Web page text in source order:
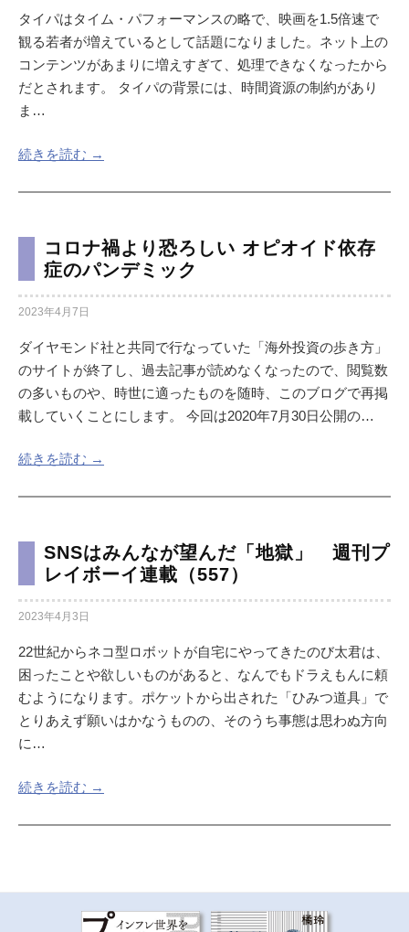
タイパはタイム・パフォーマンスの略で、映画を1.5倍速で
観る若者が増えているとして話題になりました。ネット上の
コンテンツがあまりに増えすぎて、処理できなくなったから
だとされます。 タイパの背景には、時間資源の制約があり
ま…
続きを読む →
コロナ禍より恐ろしい オピオイド依存
症のパンデミック
2023年4月7日
ダイヤモンド社と共同で行なっていた「海外投資の歩き方」
のサイトが終了し、過去記事が読めなくなったので、閲覧数
の多いものや、時世に適ったものを随時、このブログで再掲
載していくことにします。 今回は2020年7月30日公開の…
続きを読む →
SNSはみんなが望んだ「地獄」 週刊プ
レイボーイ連載（557）
2023年4月3日
22世紀からネコ型ロボットが自宅にやってきたのび太君は、
困ったことや欲しいものがあると、なんでもドラえもんに頼
むようになります。ポケットから出された「ひみつ道具」で
とりあえず願いはかなうものの、そのうち事態は思わぬ方向
に…
続きを読む →